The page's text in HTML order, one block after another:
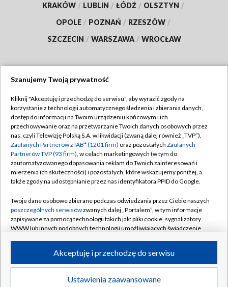
KRAKÓW / LUBLIN / ŁÓDŹ / OLSZTYN /
OPOLE / POZNAŃ / RZESZÓW /
SZCZECIN / WARSZAWA / WROCŁAW
TVP
Abonament TVP
Emisja w TVP
Centrum informacji TVP
Naziemna Telewizja Cyfrowa
Rada Programowa
System NOS
Informacje o nadawcy
Program dla prasy
Regulamin TVP
Polityka prywatności
Moje zgody
Pomoc
Kontakt
Kanały
©2026 Telewizja Polska S.A. w likwidacji
Szanujemy Twoją prywatność
Kliknij "Akceptuję i przechodzę do serwisu", aby wyrazić zgody na
korzystanie z technologii automatycznego śledzenia i zbierania danych,
dostęp do informacji na Twoim urządzeniu końcowym i ich
przechowywanie oraz na przetwarzanie Twoich danych osobowych przez
nas, czyli Telewizję Polską S.A. w likwidacji (zwaną dalej również „TVP”),
Zaufanych Partnerów z IAB* (1201 firm) oraz pozostałych Zaufanych
Partnerów TVP (93 firm), w celach marketingowych (w tym do
zautomatyzowanego dopasowania reklam do Twoich zainteresowań i
mierzenia ich skuteczności) i pozostałych, które wskazujemy poniżej, a
także zgody na udostępnianie przez nas identyfikatora PPID do Google.
Twoje dane osobowe zbierane podczas odwiedzania przez Ciebie naszych
poszczególnych serwisówzwanych dalej „Portalem”, w tym informacje
zapisywane za pomocą technologii takich jak: pliki cookie, sygnalizatory
WWW lub innych podobnych technologii umożliwiających świadczenie
ruchu w Internecie.
Twoje dane osobowe zbierane podczas odwiedzania przez Ciebie
poszczególnych serwisówna Portalu, takie jak adresy IP, identyfikatory
Ustawienia zaawansowane
Akceptuję i przechodzę do serwisu